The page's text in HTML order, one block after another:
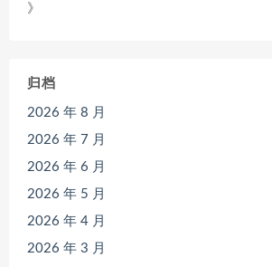
》
归档
2026 年 8 月
2026 年 7 月
2026 年 6 月
2026 年 5 月
2026 年 4 月
2026 年 3 月